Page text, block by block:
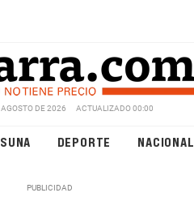
DE 2026 ACTUALIZADO 00:00
DEPORTE NACIONAL